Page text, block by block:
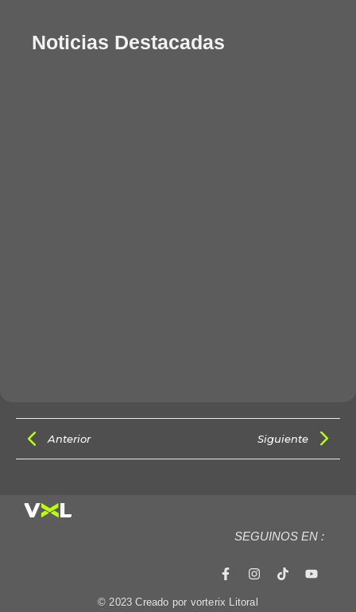
Noticias Destacadas
Anterior Siguiente
SEGUINOS EN :
© 2023 Creado por vorterix Litoral